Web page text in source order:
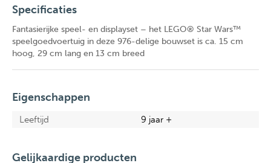
Specificaties
Fantasierijke speel- en displayset – het LEGO® Star Wars™
speelgoedvoertuig in deze 976-delige bouwset is ca. 15 cm
hoog, 29 cm lang en 13 cm breed
Eigenschappen
Leeftijd 9 jaar +
Gelijkaardige producten